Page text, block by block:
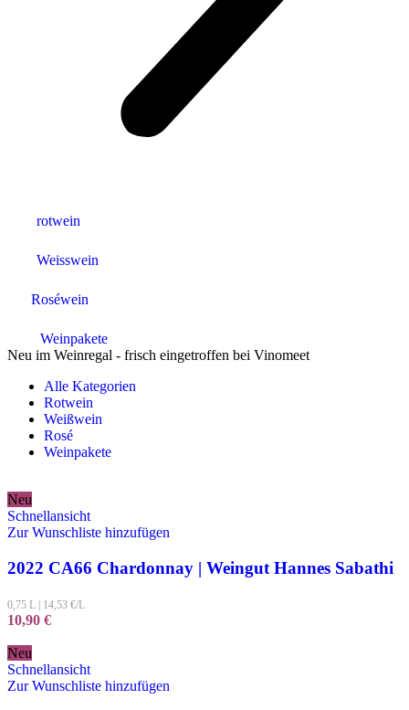
rotwein
Weisswein
Roséwein
Weinpakete
Neu im Weinregal - frisch eingetroffen bei Vinomeet
Alle Kategorien
Rotwein
Weißwein
Rosé
Weinpakete
Neu
Schnellansicht
Zur Wunschliste hinzufügen
2022 CA66 Chardonnay | Weingut Hannes Sabathi
0,75 L | 14,53 €/L
10,90 €
Neu
Schnellansicht
Zur Wunschliste hinzufügen